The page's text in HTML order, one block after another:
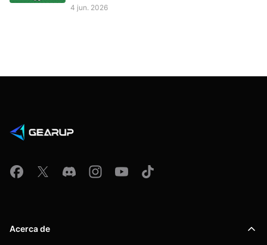
4 jun. 2026
Acerca de